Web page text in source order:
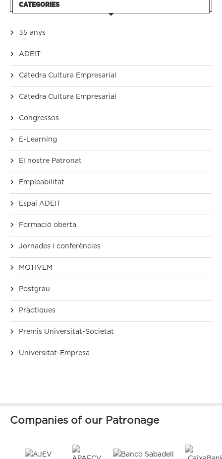
CATEGORIES
35 anys
ADEIT
Cátedra Cultura Empresarial
Càtedra Cultura Empresarial
Congressos
E-Learning
El nostre Patronat
Empleabilitat
Espai ADEIT
Formació oberta
Jornades i conferències
MOTIVEM
Postgrau
Pràctiques
Premis Universitat-Societat
Universitat-Empresa
Companies of our Patronage